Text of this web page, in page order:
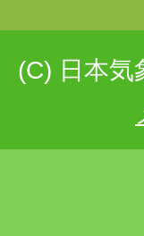
(C) 日本気